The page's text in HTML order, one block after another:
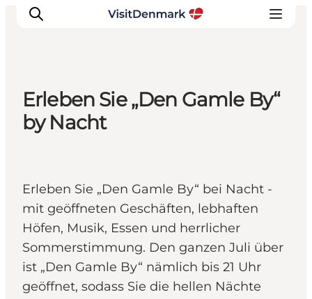
Inspiration
Regionen
Reiseplanung
Erleben Sie „Den Gamle By“
by Nacht
Erleben Sie „Den Gamle By“ bei Nacht -
mit geöffneten Geschäften, lebhaften
Höfen, Musik, Essen und herrlicher
Sommerstimmung. Den ganzen Juli über
ist „Den Gamle By“ nämlich bis 21 Uhr
geöffnet, sodass Sie die hellen Nächte